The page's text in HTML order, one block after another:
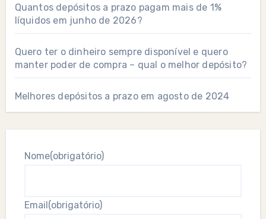
Quantos depósitos a prazo pagam mais de 1%
líquidos em junho de 2026?
Quero ter o dinheiro sempre disponível e quero
manter poder de compra – qual o melhor depósito?
Melhores depósitos a prazo em agosto de 2024
Nome(obrigatório)
Email(obrigatório)